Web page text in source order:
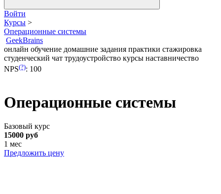
Войти
Курсы >
Операционные системы
GeekBrains
онлайн обучение домашние задания практики стажировка
студенческий чат трудоустройство курсы наставничество
NPS(?): 100
Операционные системы
Базовый курс
15000 руб
1 мес
Предложить цену